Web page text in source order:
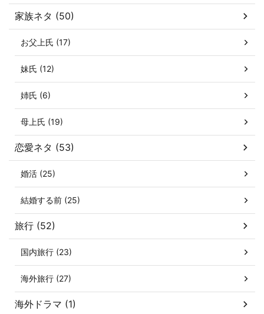
家族ネタ (50)
お父上氏 (17)
妹氏 (12)
姉氏 (6)
母上氏 (19)
恋愛ネタ (53)
婚活 (25)
結婚する前 (25)
旅行 (52)
国内旅行 (23)
海外旅行 (27)
海外ドラマ (1)